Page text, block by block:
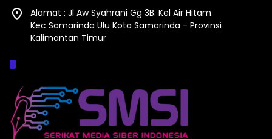
Alamat : Jl Aw Syahrani Gg 3B. Kel Air Hitam.
Kec Samarinda Ulu Kota Samarinda - Provinsi
Kalimantan Timur